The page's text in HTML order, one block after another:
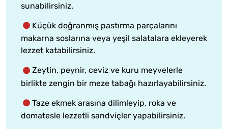
sunabilirsiniz.
Küçük doğranmış pastırma parçalarını
makarna soslarına veya yeşil salatalara ekleyerek
lezzet katabilirsiniz.
Zeytin, peynir, ceviz ve kuru meyvelerle
birlikte zengin bir meze tabağı hazırlayabilirsiniz.
Taze ekmek arasına dilimleyip, roka ve
domatesle lezzetli sandviçler yapabilirsiniz.